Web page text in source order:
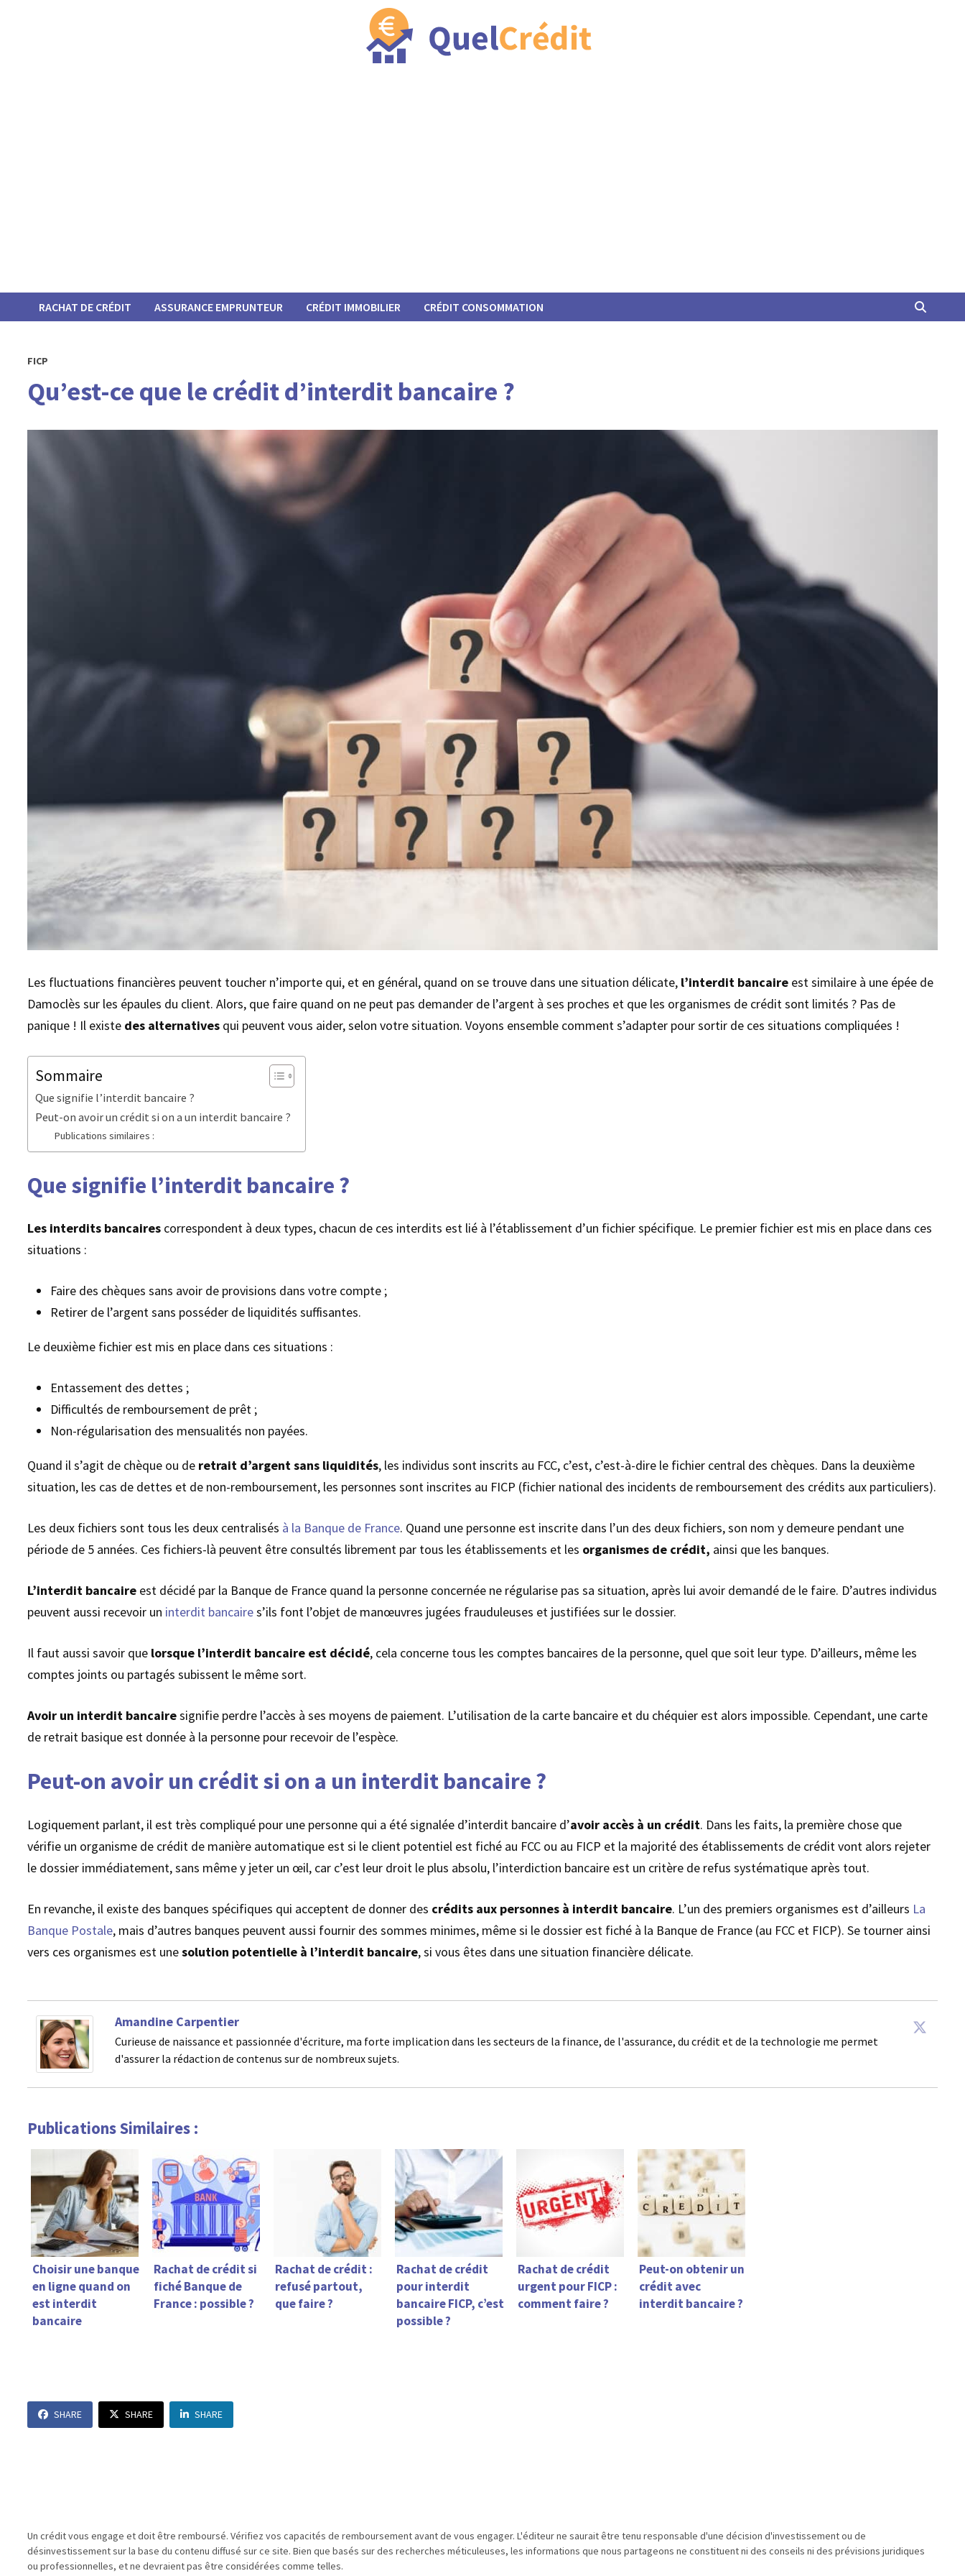
RACHAT DE CRÉDIT ASSURANCE EMPRUNTEUR CRÉDIT IMMOBILIER CRÉDIT CONSOMMATION
FICP
Qu’est-ce que le crédit d’interdit bancaire ?
Les fluctuations financières peuvent toucher n’importe qui, et en général, quand on se trouve dans une situation délicate, l’interdit bancaire est similaire à une épée de
Damoclès sur les épaules du client. Alors, que faire quand on ne peut pas demander de l’argent à ses proches et que les organismes de crédit sont limités ? Pas de
panique ! Il existe des alternatives qui peuvent vous aider, selon votre situation. Voyons ensemble comment s’adapter pour sortir de ces situations compliquées !
Sommaire
Que signifie l’interdit bancaire ?
Peut-on avoir un crédit si on a un interdit bancaire ?
Publications similaires :
Que signifie l’interdit bancaire ?
Les interdits bancaires correspondent à deux types, chacun de ces interdits est lié à l’établissement d’un fichier spécifique. Le premier fichier est mis en place dans ces
situations :
Faire des chèques sans avoir de provisions dans votre compte ;
Retirer de l’argent sans posséder de liquidités suffisantes.
Le deuxième fichier est mis en place dans ces situations :
Entassement des dettes ;
Difficultés de remboursement de prêt ;
Non-régularisation des mensualités non payées.
Quand il s’agit de chèque ou de retrait d’argent sans liquidités, les individus sont inscrits au FCC, c’est, c’est-à-dire le fichier central des chèques. Dans la deuxième
situation, les cas de dettes et de non-remboursement, les personnes sont inscrites au FICP (fichier national des incidents de remboursement des crédits aux particuliers).
Les deux fichiers sont tous les deux centralisés à la Banque de France. Quand une personne est inscrite dans l’un des deux fichiers, son nom y demeure pendant une
période de 5 années. Ces fichiers-là peuvent être consultés librement par tous les établissements et les organismes de crédit, ainsi que les banques.
L’interdit bancaire est décidé par la Banque de France quand la personne concernée ne régularise pas sa situation, après lui avoir demandé de le faire. D’autres individus
peuvent aussi recevoir un interdit bancaires’ils font l’objet de manœuvres jugées frauduleuses et justifiées sur le dossier.
Il faut aussi savoir que lorsque l’interdit bancaire est décidé, cela concerne tous les comptes bancaires de la personne, quel que soit leur type. D’ailleurs, même les
comptes joints ou partagés subissent le même sort.
Avoir un interdit bancairesignifie perdre l’accès à ses moyens de paiement. L’utilisation de la carte bancaire et du chéquier est alors impossible. Cependant, une carte
de retrait basique est donnée à la personne pour recevoir de l’espèce.
Peut-on avoir un crédit si on a un interdit bancaire ?
Logiquement parlant, il est très compliqué pour une personne qui a été signalée d’interdit bancaire d’avoir accès à un crédit. Dans les faits, la première chose que
vérifie un organisme de crédit de manière automatique est si le client potentiel est fiché au FCC ou au FICP et la majorité des établissements de crédit vont alors rejeter
le dossier immédiatement, sans même y jeter un œil, car c’est leur droit le plus absolu, l’interdiction bancaire est un critère de refus systématique après tout.
En revanche, il existe des banques spécifiques qui acceptent de donner des crédits aux personnes à interdit bancaire. L’un des premiers organismes est d’ailleurs La
Banque Postale, mais d’autres banques peuvent aussi fournir des sommes minimes, même si le dossier est fiché à la Banque de France (au FCC et FICP). Se tourner ainsi
vers ces organismes est unesolution potentielle à l’interdit bancaire, si vous êtes dans une situation financière délicate.
Amandine Carpentier
Curieuse de naissance et passionnée d'écriture, ma forte implication dans les secteurs de la finance, de l'assurance, du crédit et de la technologie me permet
d'assurer la rédaction de contenus sur de nombreux sujets.
Publications Similaires :
Choisir une banque
en ligne quand on
est interdit
bancaire
Rachat de crédit si
fiché Banque de
France : possible ?
Rachat de crédit :
refusé partout,
que faire ?
Rachat de crédit
pour interdit
bancaire FICP, c’est
possible ?
Rachat de crédit
urgent pour FICP :
comment faire ?
Peut-on obtenir un
crédit avec
interdit bancaire ?
SHARE SHARE SHARE
Un crédit vous engage et doit être remboursé. Vérifiez vos capacités de remboursement avant de vous engager. L'éditeur ne saurait être tenu responsable d'une décision d'investissement ou de
désinvestissement sur la base du contenu diffusé sur ce site. Bien que basés sur des recherches méticuleuses, les informations que nous partageons ne constituent ni des conseils ni des prévisions juridiques
ou professionnelles, et ne devraient pas être considérées comme telles.